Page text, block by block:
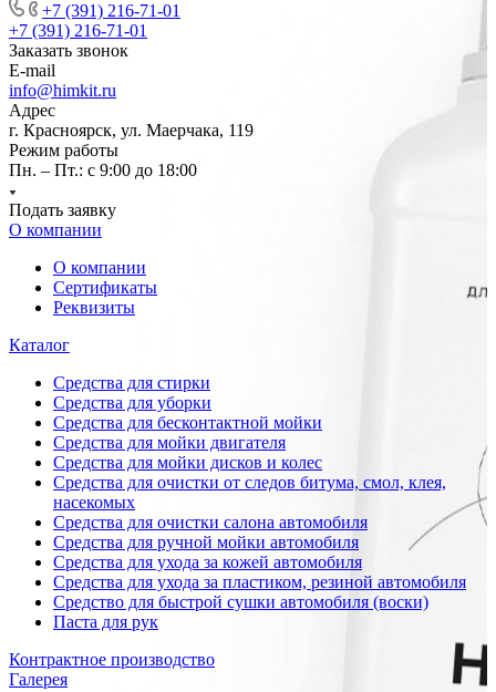
+7 (391) 216-71-01
+7 (391) 216-71-01
Заказать звонок
E-mail
info@himkit.ru
Адрес
г. Красноярск, ул. Маерчака, 119
Режим работы
Пн. – Пт.: с 9:00 до 18:00
Подать заявку
О компании
О компании
Сертификаты
Реквизиты
Каталог
Средства для стирки
Средства для уборки
Средства для бесконтактной мойки
Средства для мойки двигателя
Средства для мойки дисков и колес
Средства для очистки от следов битума, смол, клея,
насекомых
Средства для очистки салона автомобиля
Средства для ручной мойки автомобиля
Средства для ухода за кожей автомобиля
Средства для ухода за пластиком, резиной автомобиля
Средство для быстрой сушки автомобиля (воски)
Паста для рук
Контрактное производство
Галерея